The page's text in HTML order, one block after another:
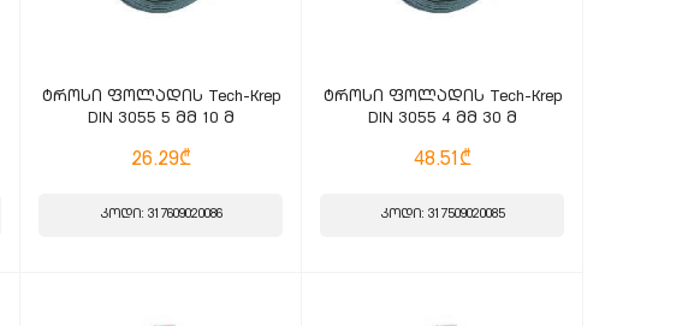
ტროსი ფოლადის Tech-Krep
DIN 3055 5 მმ 10 მ
26.29₾
კოდი: 317609020086
ტროსი ფოლადის Tech-Krep
DIN 3055 4 მმ 30 მ
48.51₾
კოდი: 317509020085